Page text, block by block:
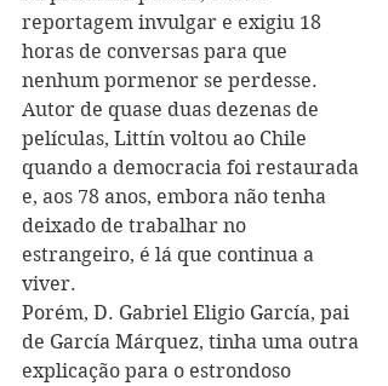
reportagem invulgar e exigiu 18
horas de conversas para que
nenhum pormenor se perdesse.
Autor de quase duas dezenas de
películas, Littín voltou ao Chile
quando a democracia foi restaurada
e, aos 78 anos, embora não tenha
deixado de trabalhar no
estrangeiro, é lá que continua a
viver.
Porém, D. Gabriel Eligio García, pai
de García Márquez, tinha uma outra
explicação para o estrondoso